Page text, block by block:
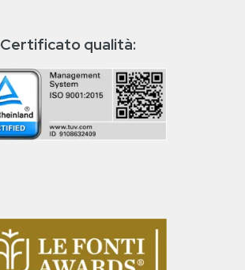
Certificato qualità: